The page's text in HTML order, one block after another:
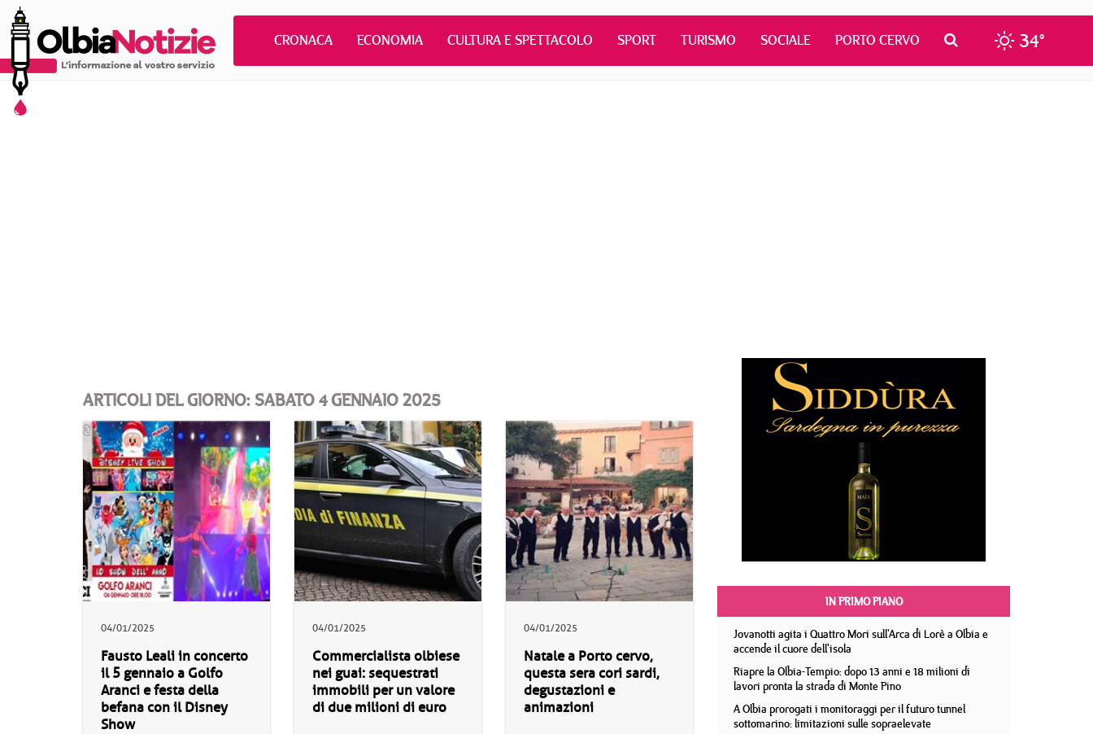
CRONACA ECONOMIA CULTURA E SPETTACOLO SPORT TURISMO SOCIALE PORTO CERVO 34°
ARTICOLI DEL GIORNO: SABATO 4 GENNAIO 2025
04/01/2025
Fausto Leali in concerto
il 5 gennaio a Golfo
Aranci e festa della
befana con il Disney
Show
04/01/2025
Commercialista olbiese
nei guai: sequestrati
immobili per un valore
di due milioni di euro
04/01/2025
Natale a Porto cervo,
questa sera cori sardi,
degustazioni e
animazioni
IN PRIMO PIANO
Jovanotti agita i Quattro Mori sull'Arca di Lorè a Olbia e
accende il cuore dell'isola
Riapre la Olbia-Tempio: dopo 13 anni e 18 milioni di
lavori pronta la strada di Monte Pino
A Olbia prorogati i monitoraggi per il futuro tunnel
sottomarino: limitazioni sulle sopraelevate